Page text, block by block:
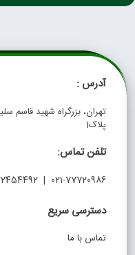
آدرس :
تهران، بزرگراه شهید قاسم
پلاک1
تلفن تماس:
021-77720986 | 021-22454492
دسترسی سریع
تماس با ما